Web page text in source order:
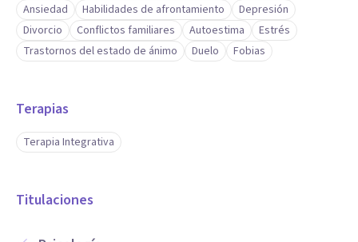
Ansiedad Habilidades de afrontamiento
Depresión
Divorcio
Conflictos familiares Autoestima
Estrés
Trastornos del estado de ánimo
Duelo Fobias
Terapias
Terapia Integrativa
Titulaciones